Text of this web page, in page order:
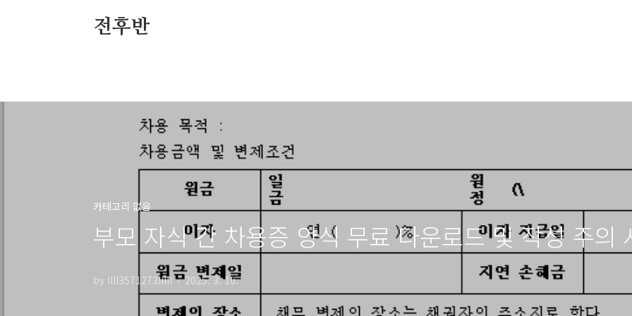
전후반
카테고리 없음
부모 자식 간 차용증 양식 무료 다운로드 및 작성 주의
by llll3571273IIIII 2025. 3. 10.